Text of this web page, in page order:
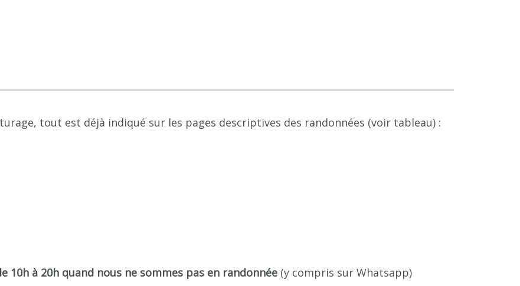
tout est déjà indiqué sur les pages descriptives des randonnées (voir tableau) :
10h à 20h quand nous ne sommes pas en randonnée (y compris sur Whatsapp)